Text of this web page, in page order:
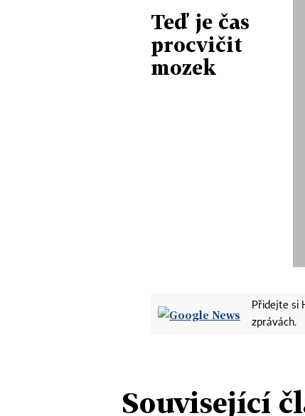
Teď je čas
procvičit
mozek
Přidejte si
zprávách.
Související